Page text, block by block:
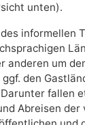
unten).
informellen
um
den
fallen
Abreisen